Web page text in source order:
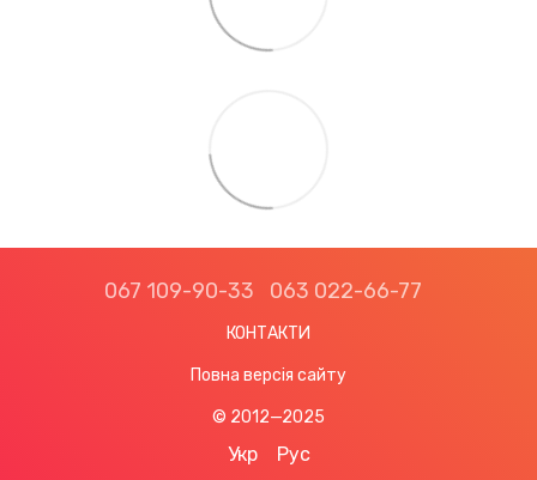
067 109-90-33 063 022-66-77
КОНТАКТИ
Повна версія сайту
© 2012—2025
Укр Рус